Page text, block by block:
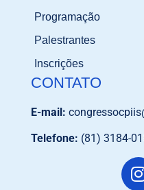
Programação
Palestrantes
Inscrições
CONTATO
E-mail:
Telefone: (81) 3184-